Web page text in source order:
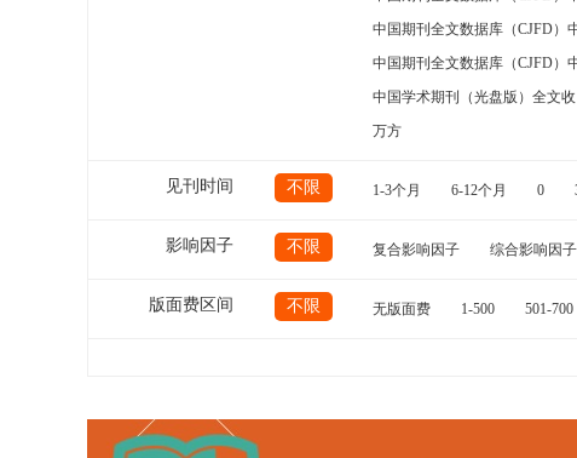
中国期刊全文数据库（CJFD）
中国期刊全文数据库（CJFD）
中国学术期刊（光盘版）全文收
万方
见刊时间 不限 1-3个月 6-12个月 0
影响因子 不限 复合影响因子 综合影响因子
版面费区间 不限 无版面费 1-500 501-700